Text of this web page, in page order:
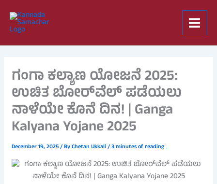
content
ಗಂಗಾ ಕಲ್ಯಾಣ ಯೋಜನೆ 2025:
ಉಚಿತ ಬೋರ್‌ವೆಲ್ ಪಡೆಯಲು
ನಾಳೆಯೇ ಕೊನೆ ದಿನ! | Ganga
Kalyana Yojane 2025
December 19, 2025/ ByChetan Ukkali/3 minutes of reading